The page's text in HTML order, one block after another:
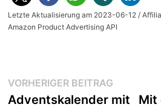
Letzte Aktualisierung am 2023-06-12 /
Amazon Product Advertising API
Beitragsnavigation
VORHERIGER BEITRAGVorheriger
Beitrag:
Adventskalender mit
Mit